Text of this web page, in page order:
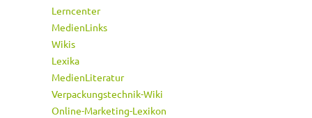
Lerncenter
MedienLinks
Wikis
Lexika
MedienLiteratur
Verpackungstechnik-Wiki
Online-Marketing-Lexikon